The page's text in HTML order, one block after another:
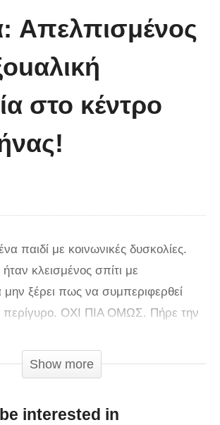
τον πρώτο χρόνο VS
Aπελπισμένος
στο κέντρο
παιδί με κοινωνικές δυσκολίες.
κλεισμένος σπίτι με
ξέρει πως να συμπεριφερθεί
περίγυρο. ΟΧΙ ΠΙΑ ΟΜΩΣ. Πήρε την
στο κοινωνικό σύνολο. Θα τα
άραγε;
Show more
interested in